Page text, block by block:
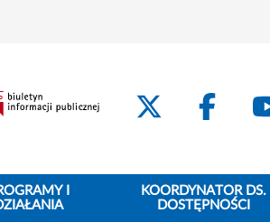
I
KOORDYNATOR DS.
DOSTĘPNOŚCI